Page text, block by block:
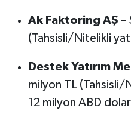
Ak Faktoring AŞ –
(Tahsisli/Nitelikli
Destek Yatırım
milyon TL (Tahsisli/
12 milyon ABD dolar